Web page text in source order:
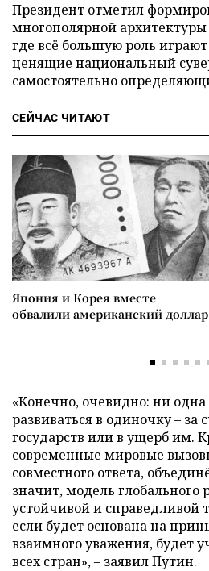
Президент отметил
многополярной
где всё большую роль играют
ценящие национальный
самостоятельно
СЕЙЧАС ЧИТАЮТ
Япония и Корея вместе
обвалили американский доллар
«Конечно, очевидно: ни
развиваться в одиночку – за
государств или в ущерб им.
современные мировые
совместного ответа,
значит, модель глобального
устойчивой и справедливой
если будет основана на
взаимного уважения, будет
всех стран», – заявил Путин.